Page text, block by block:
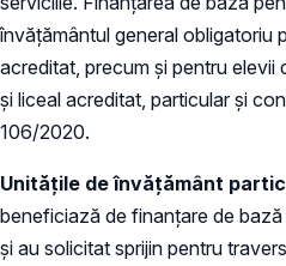
învățământul general obligatoriu
acreditat, precum și pentru
și liceal acreditat, particular și
106/2020.
Unitățile de învățământ
beneficiază de finanțare de
și au solicitat sprijin pentru